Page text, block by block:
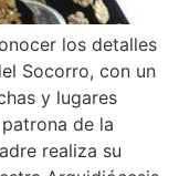
los detalles
Socorro, con un
y lugares
de la
realiza su